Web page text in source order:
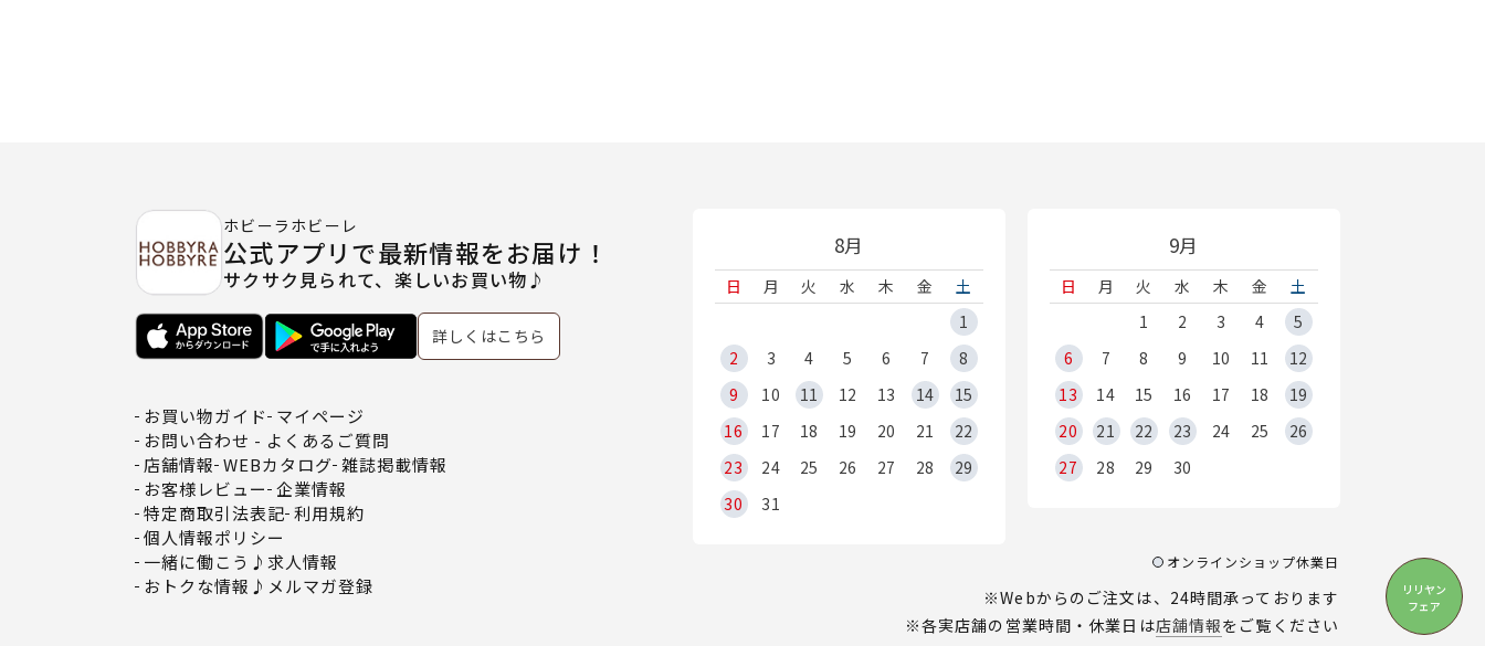
リリヤン
フェア
8月
日 月 火 水 木 金
土
1
2
3 4 5 6 7
8
9
10 11 12 13 14
15
16
17 18 19 20 21
22
23
24 25 26 27 28
29
30
31
9月
日 月 火 水 木 金
土
1
2 3 4
5
6
7 8 9 10 11
12
13
14 15 16 17 18
19
20
21 22 23 24 25
26
27
28 29 30
オンラインショップ休業日
※Webからのご注文は、24時間承っております
※各実店舗の営業時間・休業日は店舗情報をご覧ください
ホビーラホビーレ
公式アプリで最新情報をお届け！
サクサク見られて、楽しいお買い物♪
詳しくはこちら
お買い物ガイド マイページ
お問い合わせ - よくあるご質問
店舗情報 WEBカタログ 雑誌掲載情報
お客様レビュー 企業情報
特定商取引法表記 利用規約
個人情報ポリシー
一緒に働こう♪求人情報
おトクな情報♪メルマガ登録